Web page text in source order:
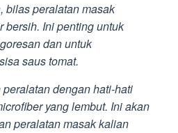
bilas peralatan masak
bersih. Ini penting untuk
dan untuk
saus tomat.
peralatan dengan hati-hati
yang lembut. Ini akan
peralatan masak kalian